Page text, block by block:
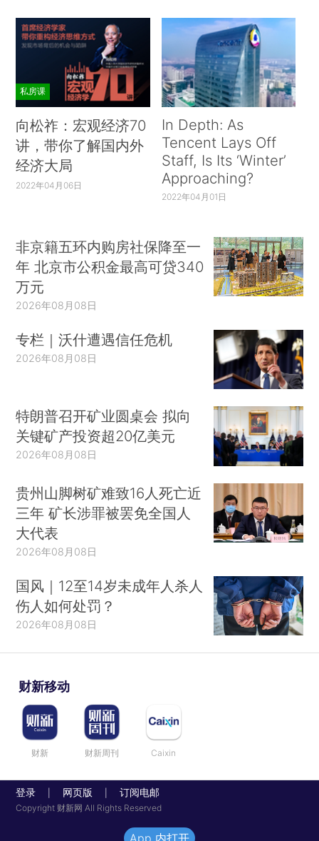
私房课
向松祚：宏观经济70
讲，带你了解国内外
经济大局
2022年04月06日
In Depth: As
Tencent Lays Off
Staff, Is Its ‘Winter’
Approaching?
2022年04月01日
非京籍五环内购房社保降至一
年 北京市公积金最高可贷340
万元
2026年08月08日
专栏｜沃什遭遇信任危机
2026年08月08日
特朗普召开矿业圆桌会 拟向
关键矿产投资超20亿美元
2026年08月08日
贵州山脚树矿难致16人死亡近
三年 矿长涉罪被罢免全国人
大代表
2026年08月08日
国风｜12至14岁未成年人杀人
伤人如何处罚？
2026年08月08日
财新移动
财新 财新周刊 Caixin
登录 网页版 订阅电邮
Copyright 财新网 All Rights Reserved
App 内打开